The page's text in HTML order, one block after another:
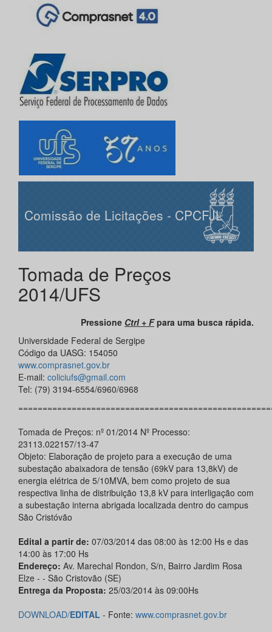
Comissão de Licitações - CPCFJL
Tomada de Preços
2014/UFS
Pressione Ctrl + Fpara uma busca rápida.
Universidade Federal de Sergipe
Código da UASG: 154050
www.comprasnet.gov.br
E-mail: coliciufs@gmail.com
Tel: (79) 3194-6554/6960/6968
Tomada de Preços: nº 01/2014 Nº Processo:
23113.022157/13-47
Objeto: Elaboração de projeto para a execução de uma
subestação abaixadora de tensão (69kV para 13,8kV) de
energia elétrica de 5/10MVA, bem como projeto de sua
respectiva linha de distribuição 13,8 kV para interligação com
a subestação interna abrigada localizada dentro do campus
São Cristóvão
Edital a partir de: 07/03/2014 das 08:00 às 12:00 Hs e das
14:00 às 17:00 Hs
Endereço: Av. Marechal Rondon, S/n, Bairro Jardim Rosa
Elze - - São Cristovão (SE)
Entrega da Proposta: 25/03/2014 às 09:00Hs
DOWNLOAD/EDITAL - Fonte: www.comprasnet.gov.br